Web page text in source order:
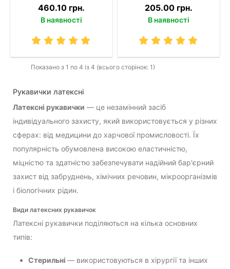
460.10 грн.
В наявності
205.00 грн.
В наявності
Показано з 1 по 4 із 4 (всього сторінок: 1)
Рукавички латексні
Латексні рукавички — це незамінний засіб
індивідуального захисту, який використовується у різних
сферах: від медицини до харчової промисловості. Їх
популярність обумовлена високою еластичністю,
міцністю та здатністю забезпечувати надійний бар'єрний
захист від забруднень, хімічних речовин, мікроорганізмів
і біологічних рідин.
Види латексних рукавичок
Латексні рукавички поділяються на кілька основних
типів:
Стерильні — використовуються в хірургії та інших